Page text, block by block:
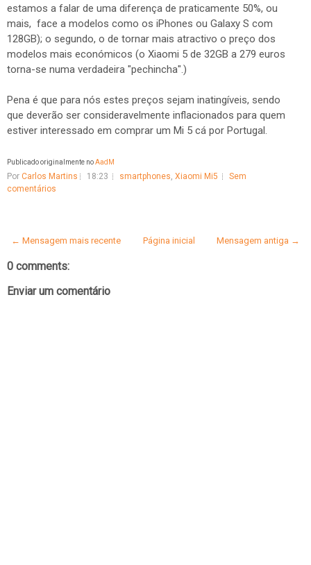
estamos a falar de uma diferença de praticamente 50%, ou
mais, face a modelos como os iPhones ou Galaxy S com
128GB); o segundo, o de tornar mais atractivo o preço dos
modelos mais económicos (o Xiaomi 5 de 32GB a 279 euros
torna-se numa verdadeira "pechincha".)
Pena é que para nós estes preços sejam inatingíveis, sendo
que deverão ser consideravelmente inflacionados para quem
estiver interessado em comprar um Mi 5 cá por Portugal.
Publicado originalmente noAadM
Por Carlos Martins 18:23 smartphones, Xiaomi Mi5
Sem
comentários
← Mensagem mais recente Mensagem antiga →
Página inicial
0 comments:
Enviar um comentário